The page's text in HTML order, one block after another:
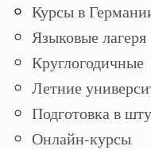
Курсы в
Языковые лагеря
Круглогодичные
Летние
Подготовка в
Онлайн-курсы